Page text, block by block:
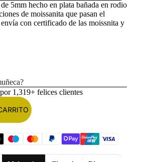
5mm hecho en plata bañada en rodio
de moissanita que pasan el
con certificado de las moissnita y
1,319+ felices clientes